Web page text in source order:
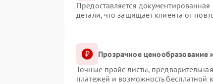
Предоставляется
детали, что защищает клиента от
Прозрачное ценообразование
Точные прайс-листы,
платежей и возможность бесплатной